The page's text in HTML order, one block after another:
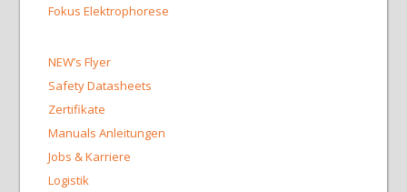
Fokus Elektrophorese
NEW’s Flyer
Safety Datasheets
Zertifikate
Manuals Anleitungen
Jobs & Karriere
Logistik